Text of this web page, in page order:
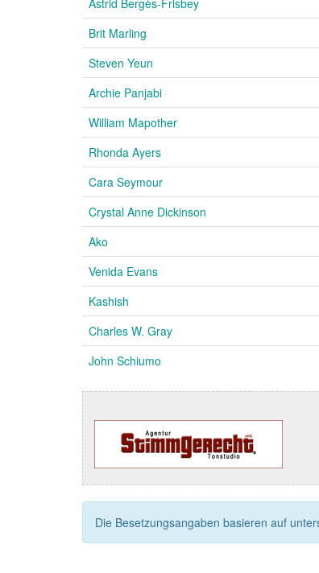
Brit Marling
Steven Yeun
Archie Panjabi
William Mapother
Rhonda Ayers
Cara Seymour
Crystal Anne Dickinson
Ako
Venida Evans
Kashish
Charles W. Gray
John Schiumo
Die Besetzungsangaben basieren auf